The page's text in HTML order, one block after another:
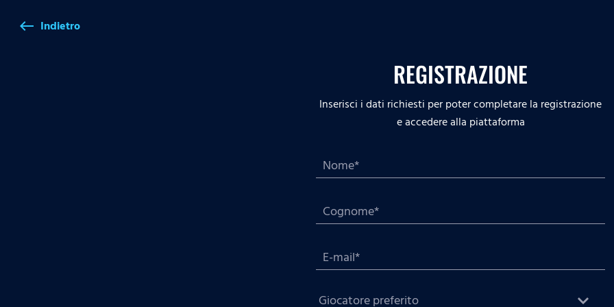
west Indietro
REGISTRAZIONE
Inserisci i dati richiesti per poter completare la registrazione
e accedere alla piattaforma